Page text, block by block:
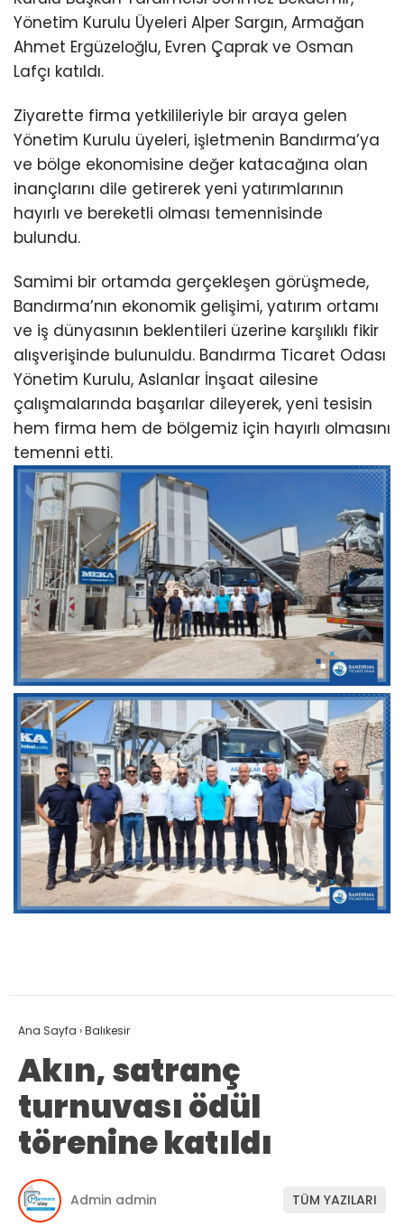
Yönetim Kurulu Üyeleri Alper Sargın, Armağan
Ahmet Ergüzeloğlu, Evren Çaprak ve Osman
Lafçı katıldı.
Ziyarette firma yetkilileriyle bir araya gelen
Yönetim Kurulu üyeleri, işletmenin Bandırma’ya
ve bölge ekonomisine değer katacağına olan
inançlarını dile getirerek yeni yatırımlarının
hayırlı ve bereketli olması temennisinde
bulundu.
Samimi bir ortamda gerçekleşen görüşmede,
Bandırma’nın ekonomik gelişimi, yatırım ortamı
ve iş dünyasının beklentileri üzerine karşılıklı fikir
alışverişinde bulunuldu. Bandırma Ticaret Odası
Yönetim Kurulu, Aslanlar İnşaat ailesine
çalışmalarında başarılar dileyerek, yeni tesisin
hem firma hem de bölgemiz için hayırlı olmasını
temenni etti.
Ana Sayfa ›Balıkesir
Akın, satranç
turnuvası ödül
törenine katıldı
Admin admin TÜM YAZILARI